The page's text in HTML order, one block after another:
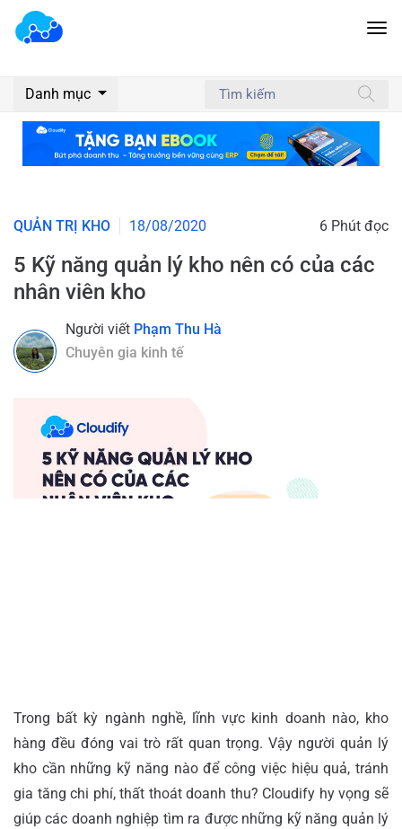
Danh mục
QUẢN TRỊ KHO 18/08/2020 6 Phút đọc
5 Kỹ năng quản lý kho nên có của các
nhân viên kho
Người viết Phạm Thu Hà
Chuyên gia kinh tế
Trong bất kỳ ngành nghề, lĩnh vực kinh doanh nào, kho
hàng đều đóng vai trò rất quan trọng. Vậy người quản lý
kho cần những kỹ năng nào để công việc hiệu quả, tránh
gia tăng chi phí, thất thoát doanh thu? Cloudify hy vọng sẽ
giúp các doanh nghiệp tìm ra được những kỹ năng quản lý